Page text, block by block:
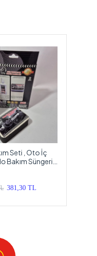
Seti , Oto İç
Bakım Süngeri ,
Set
381,30 TL